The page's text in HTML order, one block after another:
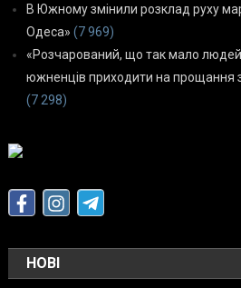
В Южному змінили розклад руху
Одеса» (7 969)
«Розчарований, що так мало
южненців приходити на прощання
(7 298)
НОВІ